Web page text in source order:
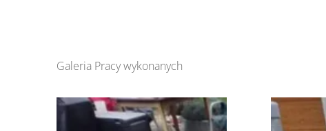
Galeria Pracy wykonanych